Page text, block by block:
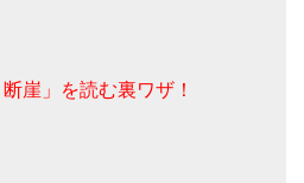
崖」を読む裏ワザ！